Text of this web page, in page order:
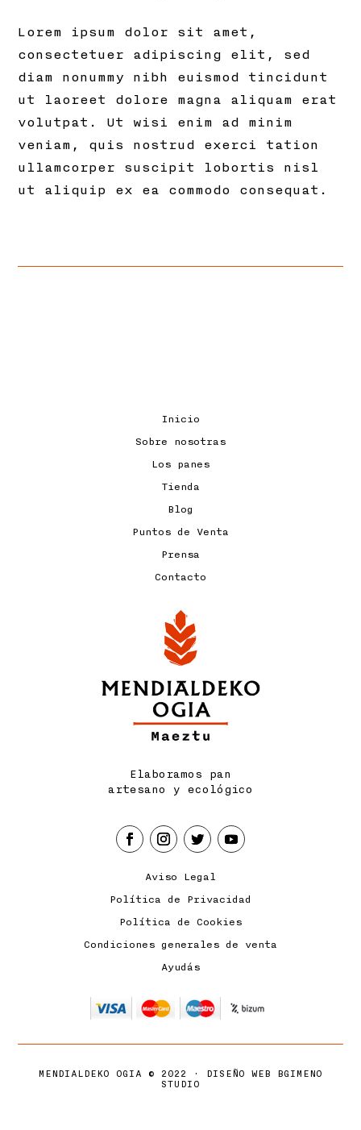
Lorem ipsum dolor sit amet,
consectetuer adipiscing elit, sed
diam nonummy nibh euismod tincidunt
ut laoreet dolore magna aliquam erat
volutpat. Ut wisi enim ad minim
veniam, quis nostrud exerci tation
ullamcorper suscipit lobortis nisl
ut aliquip ex ea commodo consequat.
Inicio
Sobre nosotras
Los panes
Tienda
Blog
Puntos de Venta
Prensa
Contacto
Elaboramos pan
artesano y ecológico
Aviso Legal
Política de Privacidad
Política de Cookies
Condiciones generales de venta
Ayudás
MENDIALDEKO OGIA © 2022 ·
DISEÑO WEB BGIMENO
STUDIO